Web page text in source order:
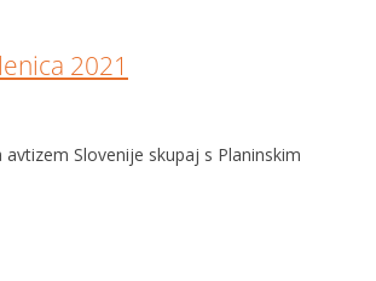
2021
Slovenije skupaj s Planinskim